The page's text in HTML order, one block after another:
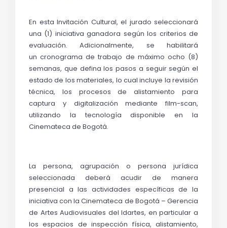
En esta Invitación Cultural, el jurado seleccionará
una (1) iniciativa ganadora según los criterios de
evaluación. Adicionalmente, se habilitará
un cronograma de trabajo de máximo ocho (8)
semanas, que defina los pasos a seguir según el
estado de los materiales, lo cual incluye la revisión
técnica, los procesos de alistamiento para
captura y digitalización mediante film-scan,
utilizando la tecnología disponible en la
Cinemateca de Bogotá.
La persona, agrupación o persona jurídica
seleccionada deberá acudir de manera
presencial a las actividades específicas de la
iniciativa con la Cinemateca de Bogotá – Gerencia
de Artes Audiovisuales del Idartes, en particular a
los espacios de inspección física, alistamiento,